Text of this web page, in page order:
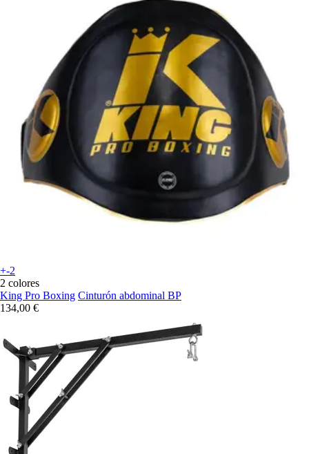
+-2
2 colores
King Pro Boxing Cinturón abdominal BP
134,00 €